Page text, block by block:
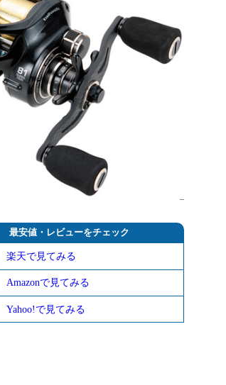
最安値・レビューをチェック
楽天で見てみる
Amazonで見てみる
Yahoo!で見てみる